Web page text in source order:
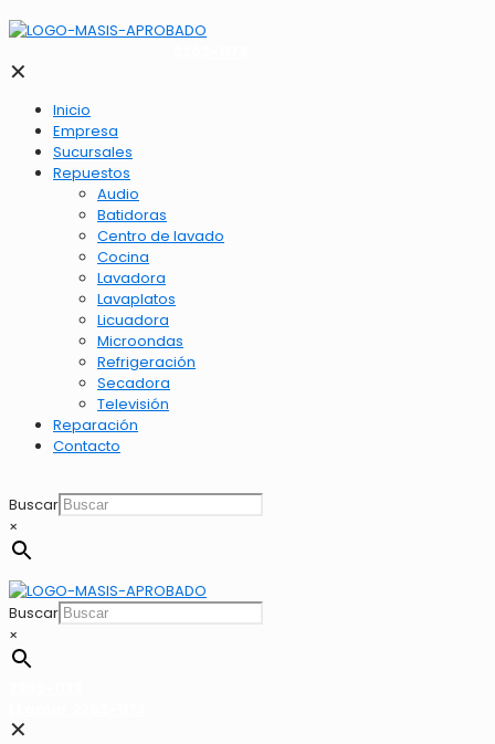
✕
Inicio
Empresa
Sucursales
Repuestos
Audio
Batidoras
Centro de lavado
Cocina
Lavadora
Lavaplatos
Licuadora
Microondas
Refrigeración
Secadora
Televisión
Reparación
Contacto
Buscar
×
Buscar
×
✕